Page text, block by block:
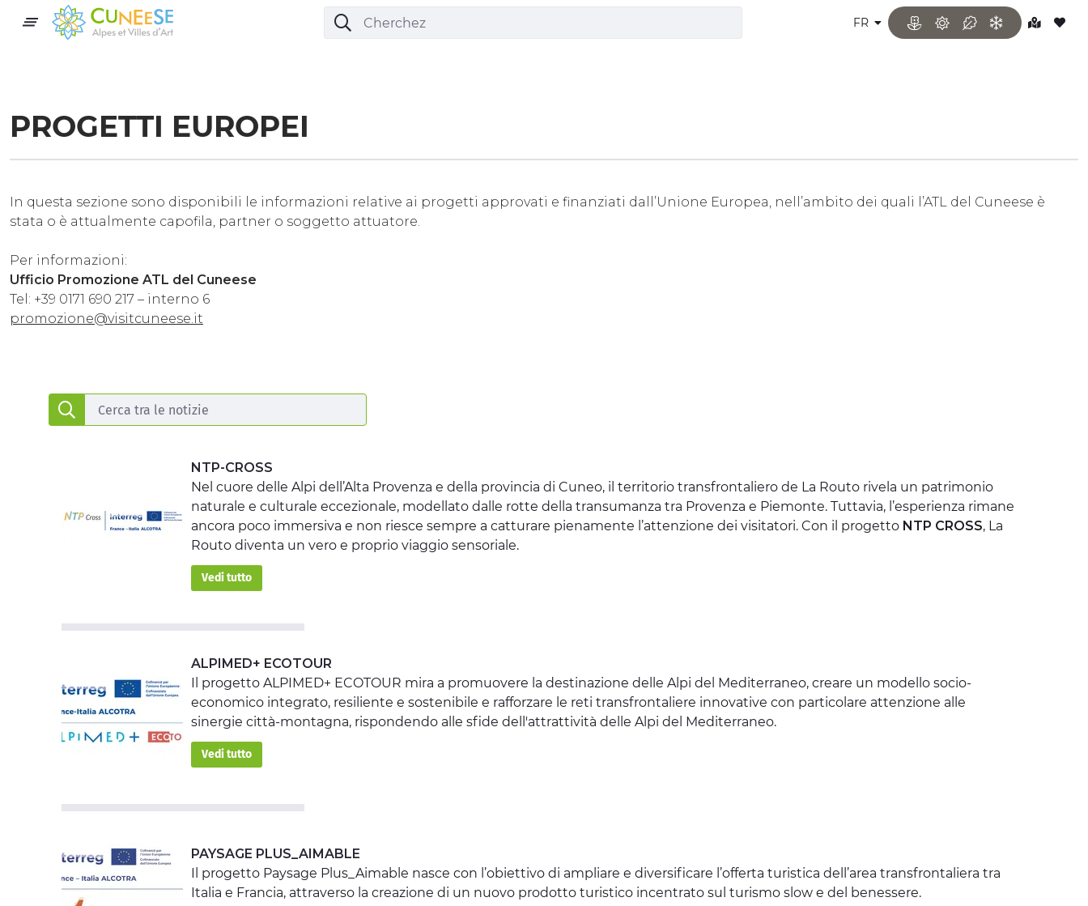
FR
PROGETTI EUROPEI
In questa sezione sono disponibili le informazioni relative ai progetti approvati e finanziati dall’Unione Europea, nell’ambito dei quali l’ATL del Cuneese è
stata o è attualmente capofila, partner o soggetto attuatore.
Per informazioni:
Ufficio Promozione ATL del Cuneese
Tel: +39 0171 690 217 – interno 6
promozione@visitcuneese.it
NTP-CROSS
Nel cuore delle Alpi dell’Alta Provenza e della provincia di Cuneo, il territorio transfrontaliero de La Routo rivela un patrimonio
naturale e culturale eccezionale, modellato dalle rotte della transumanza tra Provenza e Piemonte. Tuttavia, l’esperienza rimane
ancora poco immersiva e non riesce sempre a catturare pienamente l’attenzione dei visitatori. Con il progetto NTP CROSS, La
Routo diventa un vero e proprio viaggio sensoriale.
Vedi tutto
ALPIMED+ ECOTOUR
Il progetto ALPIMED+ ECOTOUR mira a promuovere la destinazione delle Alpi del Mediterraneo, creare un modello socio-
economico integrato, resiliente e sostenibile e rafforzare le reti transfrontaliere innovative con particolare attenzione alle
sinergie città-montagna, rispondendo alle sfide dell'attrattività delle Alpi del Mediterraneo.
Vedi tutto
PAYSAGE PLUS_AIMABLE
Il progetto Paysage Plus_Aimable nasce con l’obiettivo di ampliare e diversificare l’offerta turistica dell’area transfrontaliera tra
Italia e Francia, attraverso la creazione di un nuovo prodotto turistico incentrato sul turismo slow e del benessere.